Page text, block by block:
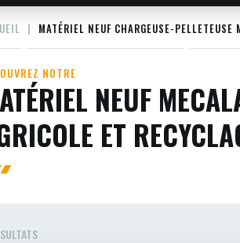
MATÉRIEL NEUF CHARGEUSE-PELLETEUSE
NOTRE
NEUF
ET